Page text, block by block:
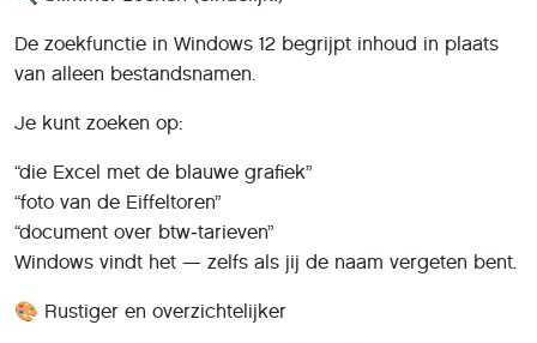
De zoekfunctie in Windows 12 begrijpt inhoud in plaats
van alleen bestandsnamen.
Je kunt zoeken op:
“die Excel met de blauwe grafiek”
“foto van de Eiffeltoren”
“document over btw‑tarieven”
Windows vindt het — zelfs als jij de naam vergeten bent.
🎨 Rustiger en overzichtelijker